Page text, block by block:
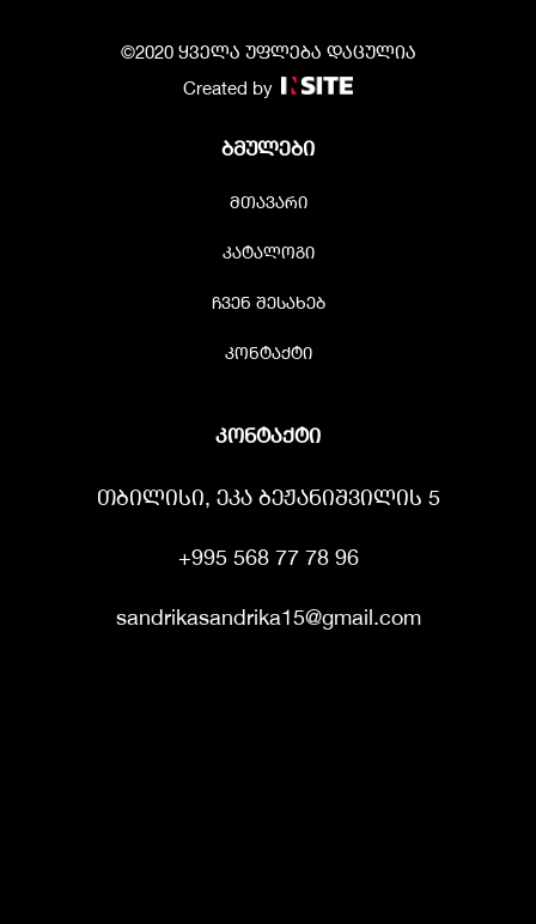
©2020 ყველა უფლება დაცულია
Created by
ბმულები
მთავარი
კატალოგი
ჩვენ შესახებ
კონტაქტი
კონტაქტი
თბილისი, ეკა ბეჟანიშვილის 5
+995 568 77 78 96
sandrikasandrika15@gmail.com